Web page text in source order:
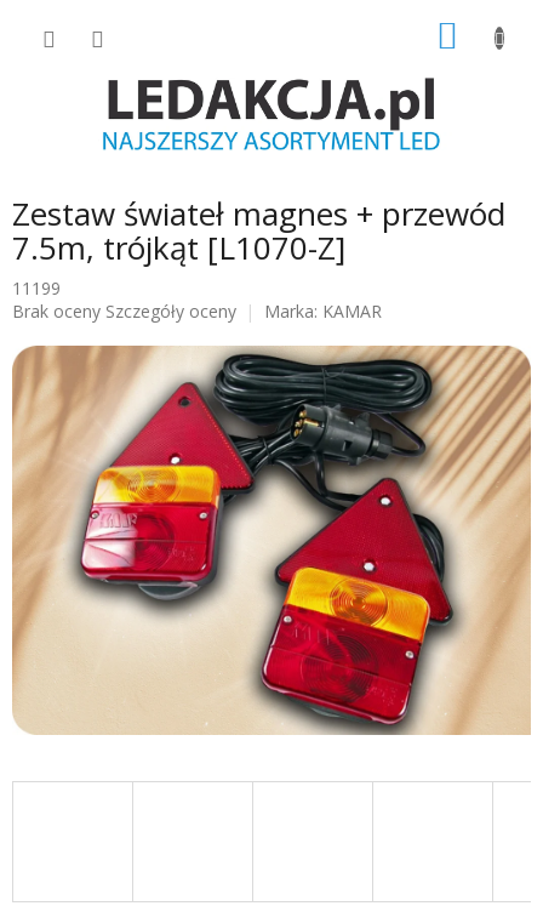
Zestaw świateł magnes + przewód
7.5m, trójkąt [L1070-Z]
11199
Średnia
produktu
wynosi
0.0
na
gwiazdek.
Brak oceny Szczegóły oceny Marka: KAMAR